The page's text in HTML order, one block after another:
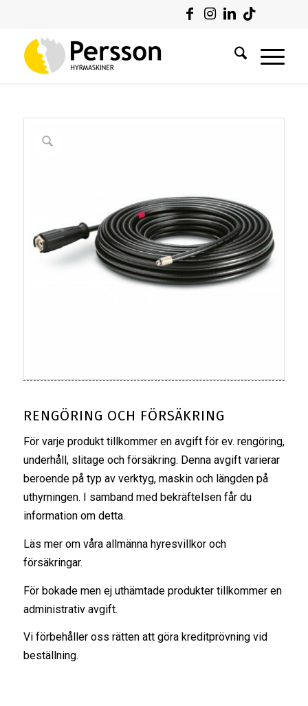
RENGÖRING OCH FÖRSÄKRING
För varje produkt tillkommer en avgift för ev. rengöring,
underhåll, slitage och försäkring. Denna avgift varierar
beroende på typ av verktyg, maskin och längden på
uthyrningen. I samband med bekräftelsen får du
information om detta.
Läs mer om våra allmänna hyresvillkoroch
försäkringar.
För bokade men ej uthämtade produkter tillkommer en
administrativ avgift.
Vi förbehåller oss rätten att göra kreditprövning vid
beställning.